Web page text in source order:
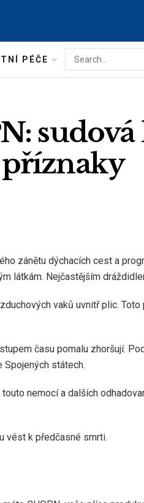
PÉČE
zánětu dýchacích cest a
látkám. Nejčastějším
vaků uvnitř plic.
času pomalu zhoršují.
Spojených státech.
nemocí a dalších
vést k předčasné smrti.